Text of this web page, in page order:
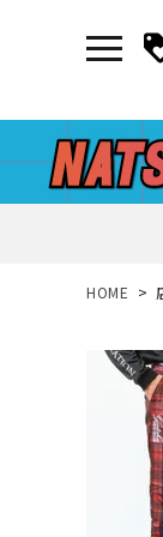
新規会員登録｜
ご利用ガイド
HOME